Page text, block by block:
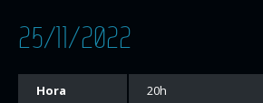
25/11/2022
Hora 20h